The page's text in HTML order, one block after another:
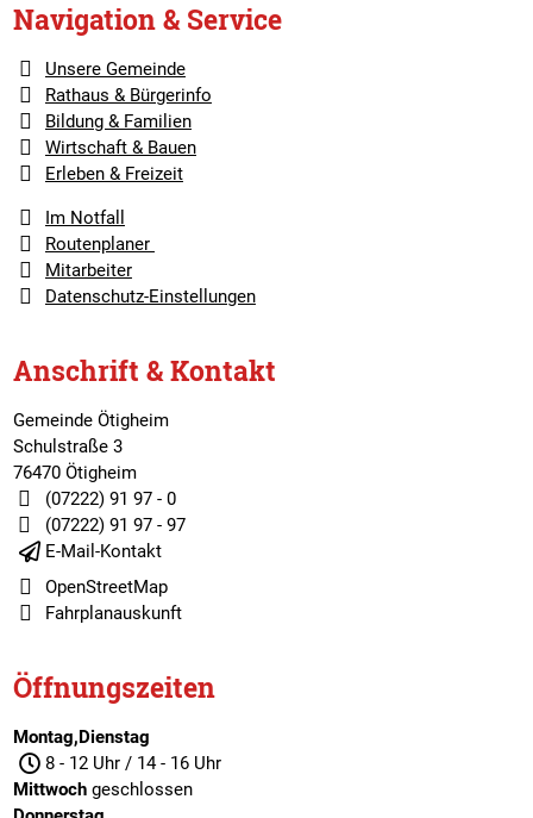
Navigation & Service
Unsere Gemeinde
Rathaus & Bürgerinfo
Bildung & Familien
Wirtschaft & Bauen
Erleben & Freizeit
Im Notfall
Routenplaner
Mitarbeiter
Datenschutz-Einstellungen
Anschrift & Kontakt
Gemeinde Ötigheim
Schulstraße 3
76470 Ötigheim
(07222) 91 97 - 0
(07222) 91 97 - 97
E-Mail-Kontakt
OpenStreetMap
Fahrplanauskunft
Öffnungszeiten
Montag,Dienstag
8 - 12 Uhr / 14 - 16 Uhr
Mittwochgeschlossen